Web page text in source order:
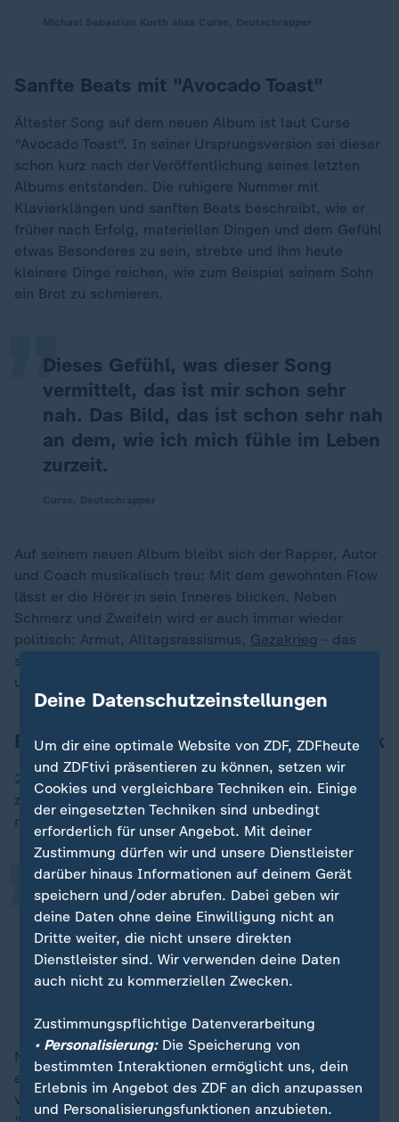
Sanfte Beats mit "Avocado Toast"
Ältester Song auf dem neuen Album ist laut Curse
"Avocado Toast". In seiner Ursprungsversion sei dieser
schon kurz nach der Veröffentlichung seines letzten
Albums entstanden. Die ruhigere Nummer mit
Klavierklängen und sanften Beats beschreibt, wie er
früher nach Erfolg, materiellen Dingen und dem Gefühl
etwas Besonderes zu sein, strebte und ihm heute
kleinere Dinge reichen, wie zum Beispiel seinem Sohn
ein Brot zu schmieren.
Dieses Gefühl, was dieser Song
vermittelt, das ist mir schon sehr
nah. Das Bild, das ist schon sehr nah
an dem, wie ich mich fühle im Leben
zurzeit.
„
Auf seinem neuen Album bleibt sich der Rapper, Autor
und Coach musikalisch treu: Mit dem gewohnten Flow
lässt er die Hörer in sein Inneres blicken. Neben
Schmerz und Zweifeln wird er auch immer wieder
politisch: Armut, Alltagsrassismus, Gazakrieg - das
sind nur einige Themen, die etwa in "Anunnaki Flow"
und "Überdosis Tee" angeschnitten werden.
Bücher, Meditationspodcast - und Musik
2018 landete das letzte Album des Rappers auf Platz
zwei der deutschen Charts. Fans mussten sich bis zum
neuen Album lange gedulden.
Mir kommt es gar nicht vor wie
sechseinhalb Jahre. Mir kommt es
vor, wie so - weiß ich nicht - zwei
Jahre oder so.
„
Neben der Musik nahmen Meditation und Coaching
einen immer größeren Raum in seinem Leben ein. So
veröffentlichte er zwei Bücher und hat einen Podcast
Deine Datenschutzeinstellungen
Um dir eine optimale Website von ZDF, ZDFheute
und ZDFtivi präsentieren zu können, setzen wir
Cookies und vergleichbare Techniken ein. Einige
der eingesetzten Techniken sind unbedingt
erforderlich für unser Angebot. Mit deiner
Zustimmung dürfen wir und unsere Dienstleister
darüber hinaus Informationen auf deinem Gerät
speichern und/oder abrufen. Dabei geben wir
deine Daten ohne deine Einwilligung nicht an
Dritte weiter, die nicht unsere direkten
Dienstleister sind. Wir verwenden deine Daten
auch nicht zu kommerziellen Zwecken.
Zustimmungspflichtige Datenverarbeitung
• Personalisierung:Die Speicherung von
bestimmten Interaktionen ermöglicht uns, dein
Erlebnis im Angebot des ZDF an dich anzupassen
und Personalisierungsfunktionen anzubieten.